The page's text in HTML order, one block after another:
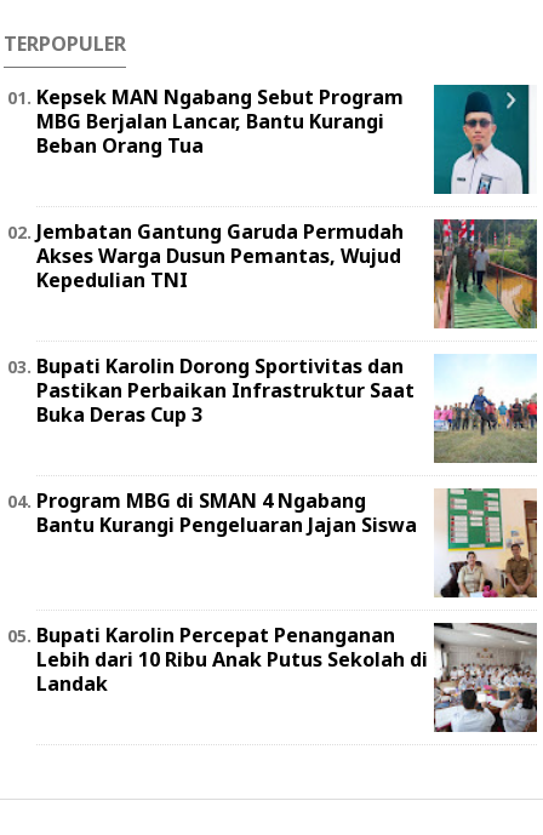
TERPOPULER
Kepsek MAN Ngabang Sebut Program
MBG Berjalan Lancar, Bantu Kurangi
Beban Orang Tua
Jembatan Gantung Garuda Permudah
Akses Warga Dusun Pemantas, Wujud
Kepedulian TNI
Bupati Karolin Dorong Sportivitas dan
Pastikan Perbaikan Infrastruktur Saat
Buka Deras Cup 3
Program MBG di SMAN 4 Ngabang
Bantu Kurangi Pengeluaran Jajan Siswa
Bupati Karolin Percepat Penanganan
Lebih dari 10 Ribu Anak Putus Sekolah di
Landak